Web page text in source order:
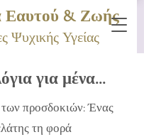
Εαυτού & Ζωής
Ψυχικής Υγείας
για μένα...
προσδοκιών: Ένας
τη φορά